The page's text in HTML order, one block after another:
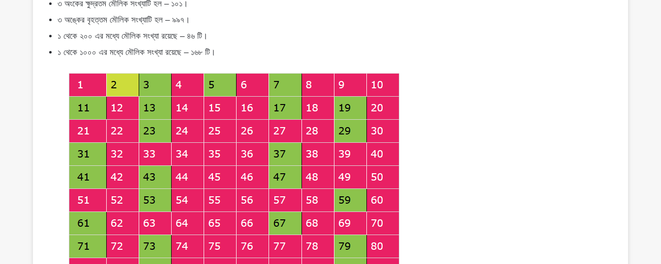
৩ অংকের ক্ষুদ্রতম মৌলিক সংখ্যাটি হল – ১০১।
৩ অঙ্কের বৃহত্তম মৌলিক সংখ্যাটি হল – ৯৯৭।
১ থেকে ২০০ এর মধ্যে মৌলিক সংখ্যা রয়েছে – ৪৬ টি।
১ থেকে ১০০০ এর মধ্যে মৌলিক সংখ্যা রয়েছে – ১৬৮ টি।